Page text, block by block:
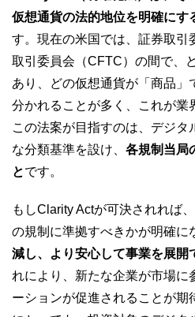
仮想通貨の法的地位を明確にす
す。現在の米国では、証券取引
取引委員会（CFTC）の間で、
あり、どの仮想通貨が「商品」
分かれることが多く、これが業
この法案が目指すのは、デジタ
な分類基準を設け、 各規制当局
とです。
もしClarity Actが可決されれば
の規制に準拠すべきかが明確に
減し、より安心して事業を展開
れにより、新たな企業が市場に
ーションが促進されることが期